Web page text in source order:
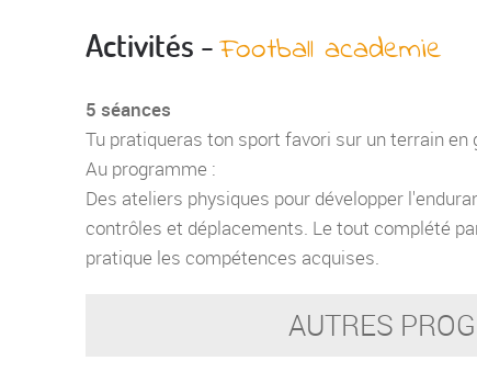
Activités -Football academie
5 séances
Tu pratiqueras ton sport favori sur un terrain
Au programme :
Des ateliers physiques pour développer
contrôles et déplacements. Le tout complété
pratique les compétences acquises.
AUTRES